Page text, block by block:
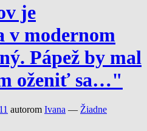
je
v modernom
Pápež by mal
oženiť sa…"
autorom Ivana — Žiadne